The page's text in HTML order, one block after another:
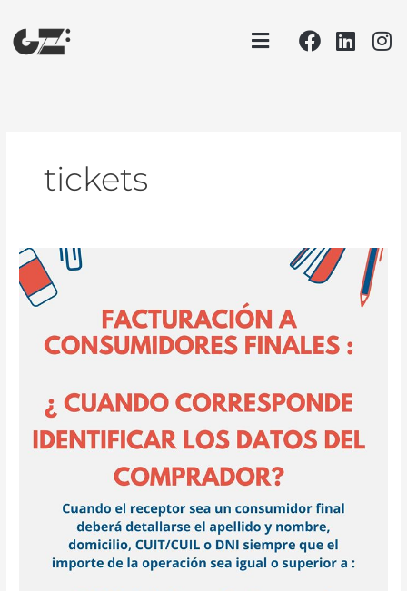
contenido
Menu Facebook
tickets
Facturación
a
consumidores
#GZTip